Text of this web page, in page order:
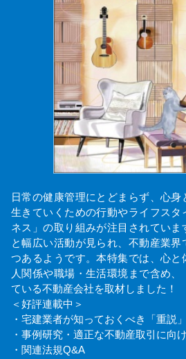
日常の健康管理にとどまらず、心
生きていくための行動やライフスタ
ネス」の取り組みが注目されてい
と幅広い活動が見られ、不動産業
つあるようです。本特集では、心と
人関係や職場・生活環境まで含め、
ている不動産会社を取材しました！
＜好評連載中＞
・宅建業者が知っておくべき「重説
・事例研究・適正な不動産取引に向
・関連法規Q&A